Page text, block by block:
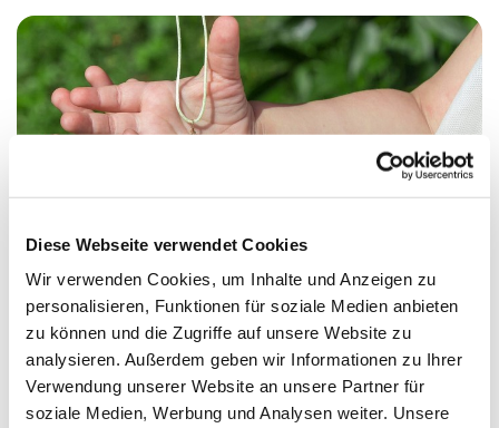
Diese Webseite verwendet Cookies
Wir verwenden Cookies, um Inhalte und Anzeigen zu
personalisieren, Funktionen für soziale Medien anbieten
zu können und die Zugriffe auf unsere Website zu
analysieren. Außerdem geben wir Informationen zu Ihrer
Verwendung unserer Website an unsere Partner für
soziale Medien, Werbung und Analysen weiter. Unsere
Sonntag, 9. August 2026, 09:30 Uhr